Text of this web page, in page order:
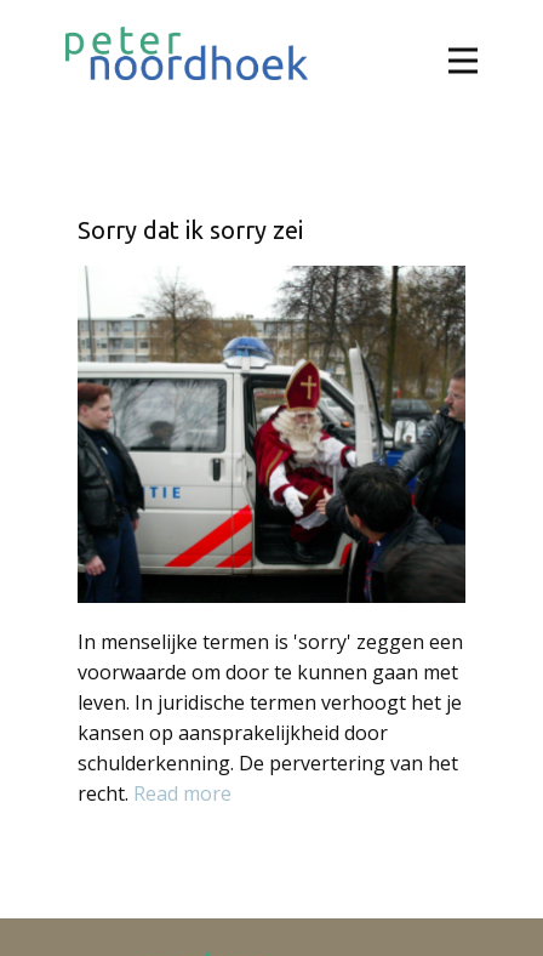
Sorry dat ik sorry zei
In menselijke termen is 'sorry' zeggen een
voorwaarde om door te kunnen gaan met
leven. In juridische termen verhoogt het je
kansen op aansprakelijkheid door
schulderkenning. De pervertering van het
recht. Read more